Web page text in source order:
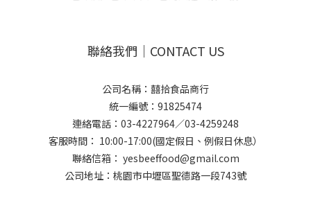
聯絡我們｜CONTACT US
公司名稱：囍拾食品商行
統一編號：91825474
連絡電話：03-4227964／03-4259248
客服時間： 10:00-17:00(國定假日、例假日休息）
聯絡信箱： yesbeeffood@gmail.com
公司地址：桃園市中壢區聖德路一段743號